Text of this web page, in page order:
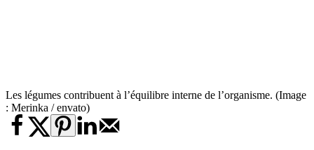
Les légumes contribuent à l’équilibre interne de l’organisme. (Image
: Merinka / envato)